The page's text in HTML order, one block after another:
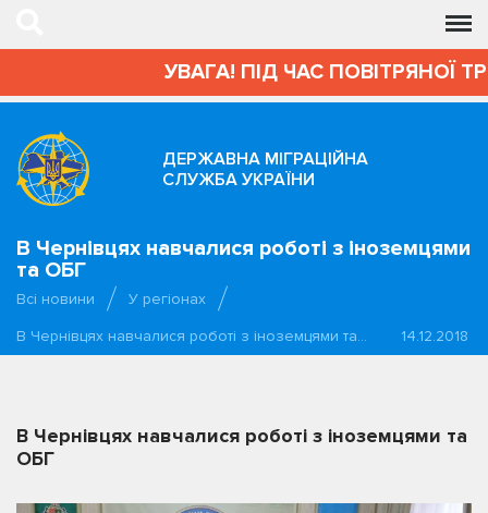
УВАГА! ПІД ЧАС ПОВІТРЯНОЇ
ДЕРЖАВНА МІГРАЦІЙНА
СЛУЖБА УКРАЇНИ
В Чернівцях навчалися роботі з іноземцями
та ОБГ
Всі новини
У регіонах
В Чернівцях навчалися роботі з іноземцями та…
14.12.2018
В Чернівцях навчалися роботі з іноземцями та
ОБГ